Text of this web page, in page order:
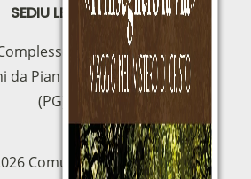
SEDIU LEGAL
S.Manno
da Pian di Carpine, 63 - 06127
(PG)
Comunità Magnificat